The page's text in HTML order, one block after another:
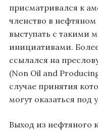
присматривался к
членство в
выступать с такими
инициативами.
ссылался на
(Non Oil and
случае принятия
могут оказаться под
Выход из нефтяного